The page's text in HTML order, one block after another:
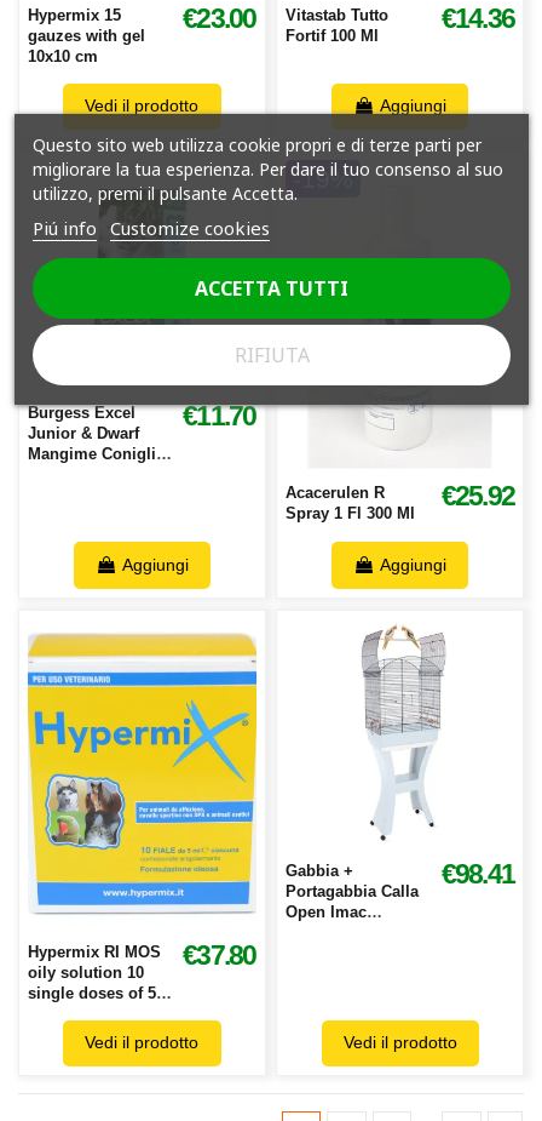
Hypermix 15
gauzes with gel
10x10 cm
€23.00
Vedi il prodotto
Vitastab Tutto
Fortif 100 Ml
€14.36
Aggiungi
Burgess Excel
Junior & Dwarf
Mangime Coniglio
€11.70
Aggiungi
-19%
Acacerulen R
Spray 1 Fl 300 Ml
€25.92
Aggiungi
Hypermix RI MOS
oily solution 10
single doses of 5
€37.80
Vedi il prodotto
Gabbia +
Portagabbia Calla
Open Imac
€98.41
Vedi il prodotto
Questo sito web utilizza cookie propri e di terze parti per
migliorare la tua esperienza. Per dare il tuo consenso al suo
utilizzo, premi il pulsante Accetta.
Piú info Customize cookies
RIFIUTA
ACCETTA TUTTI